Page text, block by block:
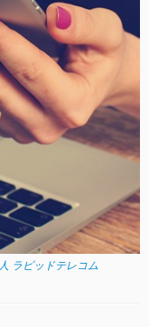
ラピッドテレコム